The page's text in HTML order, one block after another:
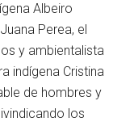
Albeiro
Perea, el
y ambientalista
indígena Cristina
de hombres y
los